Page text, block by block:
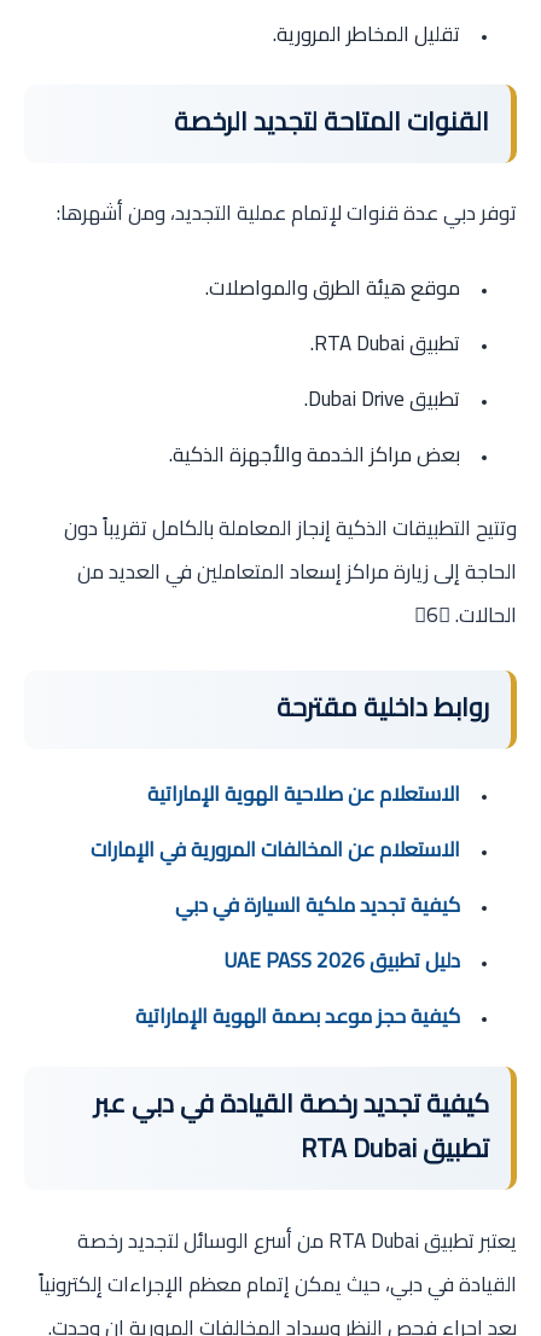
تقليل المخاطر المرورية.
القنوات المتاحة لتجديد الرخصة
توفر دبي عدة قنوات لإتمام عملية التجديد، ومن أشهرها:
موقع هيئة الطرق والمواصلات.
تطبيق RTA Dubai.
تطبيق Dubai Drive.
بعض مراكز الخدمة والأجهزة الذكية.
وتتيح التطبيقات الذكية إنجاز المعاملة بالكامل تقريباً دون
الحاجة إلى زيارة مراكز إسعاد المتعاملين في العديد من
الحالات. 6
روابط داخلية مقترحة
الاستعلام عن صلاحية الهوية الإماراتية
الاستعلام عن المخالفات المرورية في الإمارات
كيفية تجديد ملكية السيارة في دبي
دليل تطبيق UAE PASS 2026
كيفية حجز موعد بصمة الهوية الإماراتية
كيفية تجديد رخصة القيادة في دبي عبر
تطبيق RTA Dubai
يعتبر تطبيق RTA Dubai من أسرع الوسائل لتجديد رخصة
القيادة في دبي، حيث يمكن إتمام معظم الإجراءات إلكترونياً
بعد إجراء فحص النظر وسداد المخالفات المرورية إن وجدت.